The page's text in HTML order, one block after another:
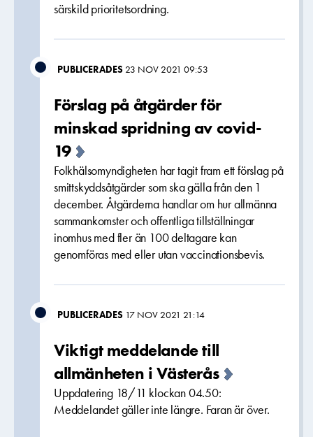
särskild prioritetsordning.
PUBLICERADES 23 NOV 2021 09:53
Förslag på åtgärder för
minskad spridning av covid-
19
Folkhälsomyndigheten har tagit fram ett förslag på
smittskyddsåtgärder som ska gälla från den 1
december. Åtgärderna handlar om hur allmänna
sammankomster och offentliga tillställningar
inomhus med fler än 100 deltagare kan
genomföras med eller utan vaccinationsbevis.
PUBLICERADES 17 NOV 2021 21:14
Viktigt meddelande till
allmänheten i Västerås
Uppdatering 18/11 klockan 04.50:
Meddelandet gäller inte längre. Faran är över.